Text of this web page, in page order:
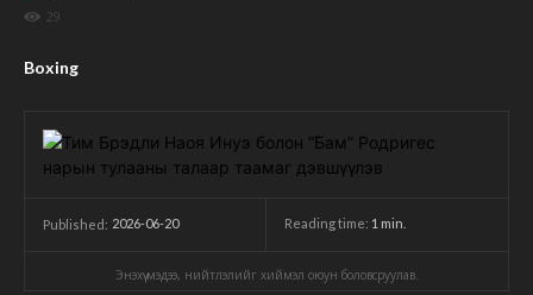
29
Boxing
Published: 2026-06-20 Reading time: 1 min.
Энэхүү мэдээ, нийтлэлийг хиймэл оюун боловсруулав.